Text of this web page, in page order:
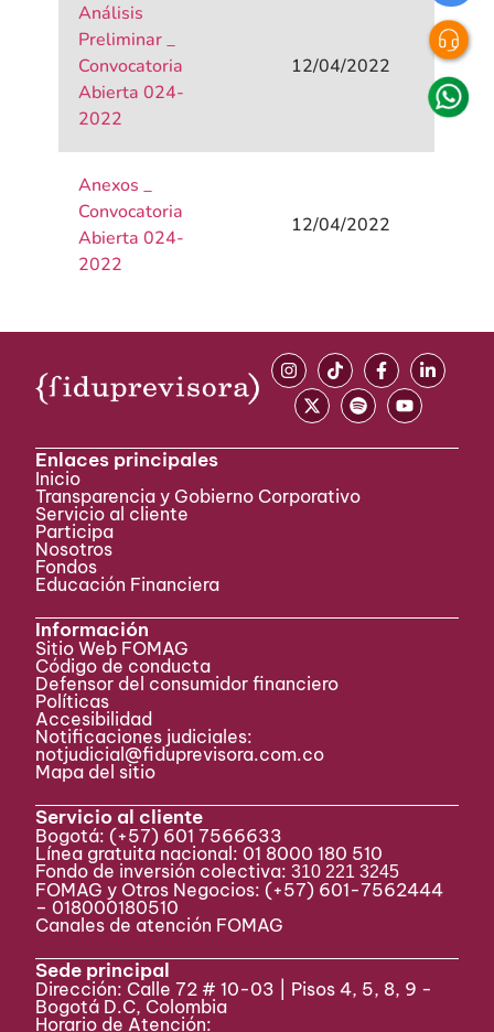
Análisis
Preliminar _
Convocatoria
Abierta 024-
2022
12/04/2022
Anexos _
Convocatoria
Abierta 024-
2022
12/04/2022
Enlaces principales
Inicio
Transparencia y Gobierno Corporativo
Servicio al cliente
Participa ​
Nosotros
Fondos
Educación Financiera
Información
Sitio Web FOMAG
Código de conducta
Defensor del consumidor financiero
Políticas
Accesibilidad
Notificaciones judiciales:
notjudicial@fiduprevisora.com.co
Mapa del sitio
Servicio al cliente
Bogotá: (+57) 601 7566633
Línea gratuita nacional: 01 8000 180 510
Fondo de inversión colectiva:310 221 3245
FOMAG y Otros Negocios: (+57) 601-7562444
– 018000180510
Canales de atención FOMAG
Sede principal
Dirección: Calle 72 # 10-03 | Pisos 4, 5, 8, 9 -
Bogotá D.C, Colombia
Horario de Atención: